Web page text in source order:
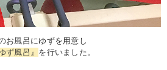
お風呂にゆずを用意し
ず風呂』 を行いました。